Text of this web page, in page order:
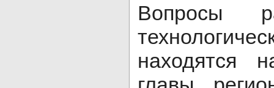
Вопросы
находятся